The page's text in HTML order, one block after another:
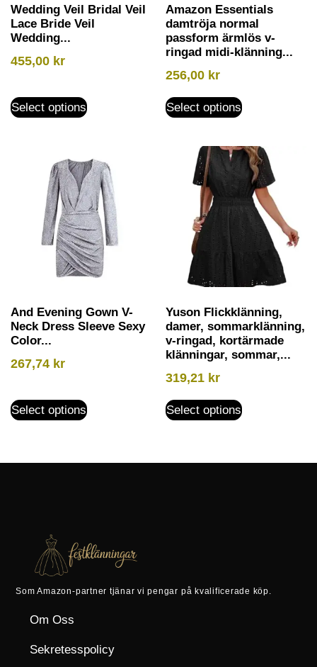
Wedding Veil Bridal Veil
Lace Bride Veil
Wedding...
455,00 kr
Select options
Amazon Essentials
damtröja normal
passform ärmlös v-
ringad midi-klänning...
256,00 kr
Select options
And Evening Gown V-
Neck Dress Sleeve Sexy
Color...
267,74 kr
Select options
Yuson Flickklänning,
damer, sommarklänning,
v-ringad, kortärmade
klänningar, sommar,...
319,21 kr
Select options
Som Amazon-partner tjänar vi pengar på kvalificerade köp.
Om Oss
Sekretesspolicy